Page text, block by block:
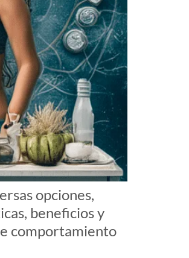
opciones,
beneficios y
comportamiento